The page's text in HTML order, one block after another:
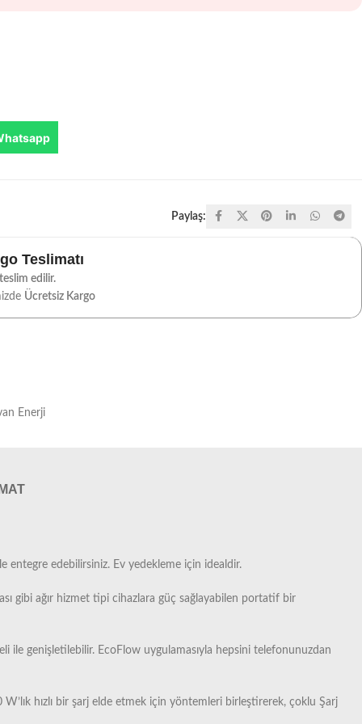
Paylaş:
Teslimatı
edilir.
Ücretsiz Kargo
Enerji
entegre edebilirsiniz. Ev yedekleme için idealdir.
gibi ağır hizmet tipi cihazlara güç sağlayabilen portatif bir
ile genişletilebilir. EcoFlow uygulamasıyla hepsini telefonunuzdan
hızlı bir şarj elde etmek için yöntemleri birleştirerek, çoklu Şarj